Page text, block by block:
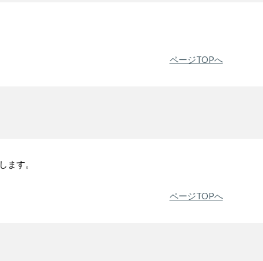
ページTOPへ
ます。
ページTOPへ